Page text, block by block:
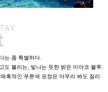
는 좀 특별하다.
도 불리는, 빛나는 듯한 밝은 미야코 블루.
혹적인 푸른색 표정은 아무리 봐도 질리